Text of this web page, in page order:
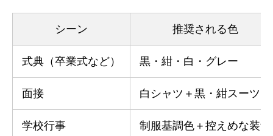
シーン 推奨される色
式典（卒業式など） 黒・紺・白・グレー
面接 白シャツ＋黒・紺スーツ
学校行事 制服基調色＋控えめな装飾